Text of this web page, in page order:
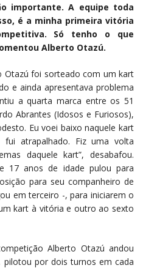
importante. A equipe toda
é a minha primeira vitória
Só tenho o que
Alberto Otazú.
Otazú foi sorteado com um kart
e ainda apresentava problema
a quarta marca entre os 51
Abrantes (Idosos e Furiosos),
Eu voei baixo naquele kart
atrapalhado. Fiz uma volta
daquele kart”, desabafou.
17 anos de idade pulou para
para seu companheiro de
em terceiro -, para iniciarem o
kart à vitória e outro ao sexto
Alberto Otazú andou
pilotou por dois turnos em cada